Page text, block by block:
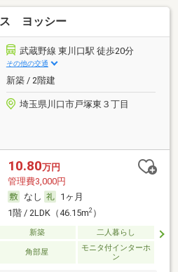
ス ヨッシー
武蔵野線 東川口駅 徒歩20分
その他の交通
新築 / 2階建
埼玉県川口市戸塚東３丁目
10.80万円
管理費3,000円
なし
1ヶ月
1階 / 2LDK（46.15m2）
新築 二人暮らし
角部屋
モニタ付インターホ
ン